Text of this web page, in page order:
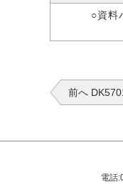
○資料
前へ
電話